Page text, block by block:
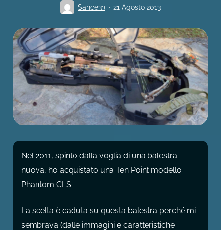
Sance33 21 Agosto 2013
Nel 2011, spinto dalla voglia di una balestra
nuova, ho acquistato una Ten Point modello
Phantom CLS.
La scelta è caduta su questa balestra perché mi
sembrava (dalle immagini e caratteristiche